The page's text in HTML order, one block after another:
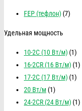
FEP (тефлон) (7)
Удельная мощность
10-2C (10 Вт/м) (1)
16-2CR (16 Вт/м) (1)
17-2C (17 Вт/м) (1)
20 Вт/м (1)
24-2CR (24 Вт/м) (1)